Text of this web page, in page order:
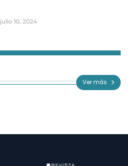
julio 10, 2024
Ver más